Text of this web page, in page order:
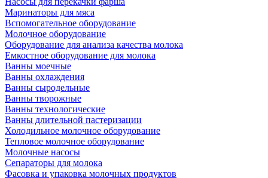
Маринаторы для мяса
Вспомогательное оборудование
Молочное оборудование
Оборудование для анализа качества молока
Емкостное оборудование для молока
Ванны моечные
Ванны охлаждения
Ванны сыродельные
Ванны творожные
Ванны технологические
Ванны длительной пастеризации
Холодильное молочное оборудование
Тепловое молочное оборудование
Молочные насосы
Сепараторы для молока
Фасовка и упаковка молочных продуктов